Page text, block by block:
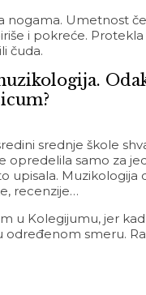
nogama. Umetnost
i pokreće.
čuda.
srednje škole
opredelila samo za
recenzije…
u Kolegijumu, jer
smeru.